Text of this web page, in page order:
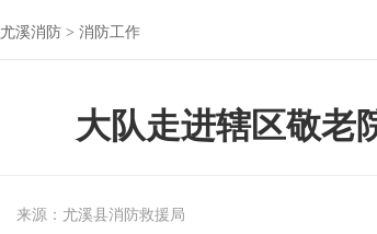
尤溪消防 > 消防工作
大队走进辖区敬老
来源：尤溪县消防救援局